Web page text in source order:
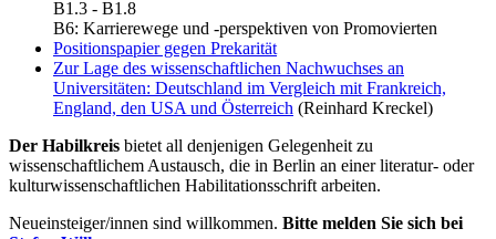
B1.3 - B1.8
B6: Karrierewege und -perspektiven von Promovierten
Positionspapier gegen Prekarität
Zur Lage des wissenschaftlichen Nachwuchses an
Universitäten: Deutschland im Vergleich mit Frankreich,
England, den USA und Österreich (Reinhard Kreckel)
Der Habilkreis bietet all denjenigen Gelegenheit zu
wissenschaftlichem Austausch, die in Berlin an einer literatur- oder
kulturwissenschaftlichen Habilitationsschrift arbeiten.
Neueinsteiger/innen sind willkommen. Bitte melden Sie sich bei